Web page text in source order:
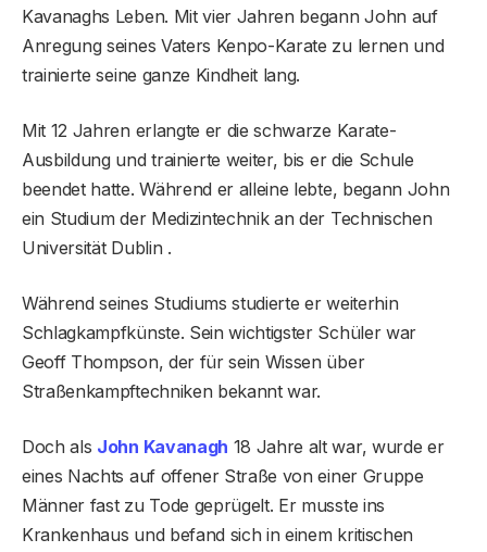
Kavanaghs Leben. Mit vier Jahren begann John auf
Anregung seines Vaters Kenpo-Karate zu lernen und
trainierte seine ganze Kindheit lang.
Mit 12 Jahren erlangte er die schwarze Karate-
Ausbildung und trainierte weiter, bis er die Schule
beendet hatte. Während er alleine lebte, begann John
ein Studium der Medizintechnik an der Technischen
Universität Dublin .
Während seines Studiums studierte er weiterhin
Schlagkampfkünste. Sein wichtigster Schüler war
Geoff Thompson, der für sein Wissen über
Straßenkampftechniken bekannt war.
Doch als John Kavanagh 18 Jahre alt war, wurde er
eines Nachts auf offener Straße von einer Gruppe
Männer fast zu Tode geprügelt. Er musste ins
Krankenhaus und befand sich in einem kritischen